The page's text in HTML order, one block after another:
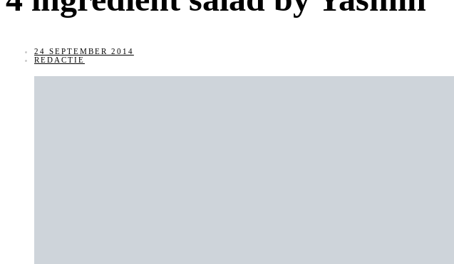
24 SEPTEMBER 2014
REDACTIE